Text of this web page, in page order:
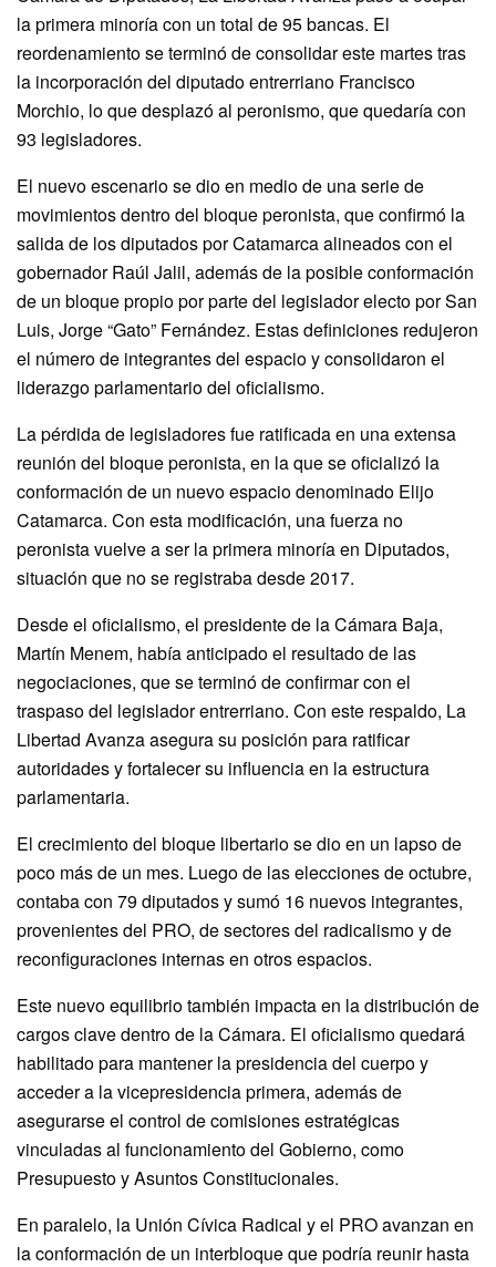
la primera minoría con un total de 95 bancas. El
reordenamiento se terminó de consolidar este martes tras
la incorporación del diputado entrerriano Francisco
Morchio, lo que desplazó al peronismo, que quedaría con
93 legisladores.
El nuevo escenario se dio en medio de una serie de
movimientos dentro del bloque peronista, que confirmó la
salida de los diputados por Catamarca alineados con el
gobernador Raúl Jalil, además de la posible conformación
de un bloque propio por parte del legislador electo por San
Luis, Jorge “Gato” Fernández. Estas definiciones redujeron
el número de integrantes del espacio y consolidaron el
liderazgo parlamentario del oficialismo.
La pérdida de legisladores fue ratificada en una extensa
reunión del bloque peronista, en la que se oficializó la
conformación de un nuevo espacio denominado Elijo
Catamarca. Con esta modificación, una fuerza no
peronista vuelve a ser la primera minoría en Diputados,
situación que no se registraba desde 2017.
Desde el oficialismo, el presidente de la Cámara Baja,
Martín Menem, había anticipado el resultado de las
negociaciones, que se terminó de confirmar con el
traspaso del legislador entrerriano. Con este respaldo, La
Libertad Avanza asegura su posición para ratificar
autoridades y fortalecer su influencia en la estructura
parlamentaria.
El crecimiento del bloque libertario se dio en un lapso de
poco más de un mes. Luego de las elecciones de octubre,
contaba con 79 diputados y sumó 16 nuevos integrantes,
provenientes del PRO, de sectores del radicalismo y de
reconfiguraciones internas en otros espacios.
Este nuevo equilibrio también impacta en la distribución de
cargos clave dentro de la Cámara. El oficialismo quedará
habilitado para mantener la presidencia del cuerpo y
acceder a la vicepresidencia primera, además de
asegurarse el control de comisiones estratégicas
vinculadas al funcionamiento del Gobierno, como
Presupuesto y Asuntos Constitucionales.
En paralelo, la Unión Cívica Radical y el PRO avanzan en
la conformación de un interbloque que podría reunir hasta